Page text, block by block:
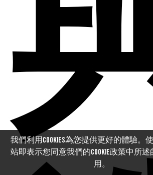
我們利用cookies為您提供更好的體驗。
站即表示您同意我們的Cookie政策中所述
用。